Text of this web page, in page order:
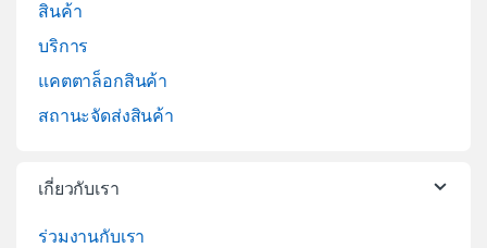
สินค้า
บริการ
แคตตาล็อกสินค้า
สถานะจัดส่งสินค้า
เกี่ยวกับเรา
ร่วมงานกับเรา